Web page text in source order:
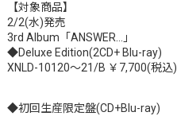
【対象商品】
2/2(水)発売
3rd Album「ANSWER…」
◆Deluxe Edition(2CD+ Blu-ray)
XNLD-10120～21/B ￥7,700(税込)
◆初回生産限定盤(CD+Blu-ray)